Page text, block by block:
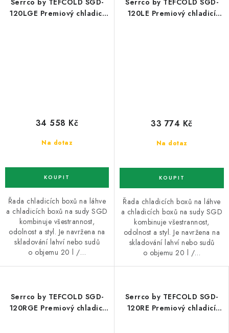
120LGE Premiový chladicí
Na dotaz
34 558 Kč
Řada chladicích boxů na láhve
a chladicích boxů na sudy SGD
kombinuje všestrannost,
odolnost a styl. Je navržena na
skladování lahví nebo sudů
o objemu 20 l /…
120LE Premiový chladicí
Na dotaz
33 774 Kč
Řada chladicích boxů na láhve
a chladicích boxů na sudy SGD
kombinuje všestrannost,
odolnost a styl. Je navržena na
skladování lahví nebo sudů
o objemu 20 l /…
Serrco by TEFCOLD SGD-
120RGE Premiový chladicí
Serrco by TEFCOLD SGD-
120RE Premiový chladicí